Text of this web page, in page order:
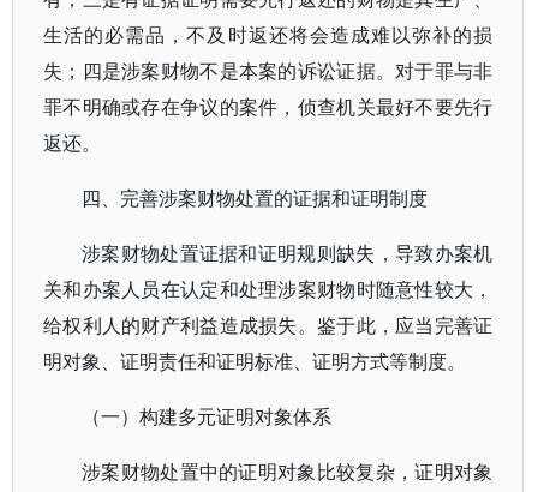
生活的必需品，不及时返还将会造成难以弥补的损
失；四是涉案财物不是本案的诉讼证据。对于罪与非
罪不明确或存在争议的案件，侦查机关最好不要先行
返还。
四、完善涉案财物处置的证据和证明制度
涉案财物处置证据和证明规则缺失，导致办案机
关和办案人员在认定和处理涉案财物时随意性较大，
给权利人的财产利益造成损失。鉴于此，应当完善证
明对象、证明责任和证明标准、证明方式等制度。
（一）构建多元证明对象体系
涉案财物处置中的证明对象比较复杂，证明对象